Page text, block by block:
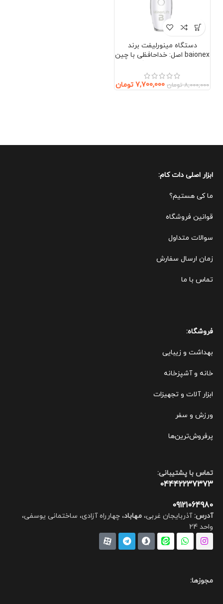
دستگاه مینورلیفت برند
baionex اصل: خداحافظی با چین
گردن)
8,000,000 تومان 7,700,000 تومان
ابزار اصلی دات کام:
ما کی هستیم؟
قوانین فروشگاه
سوالات متداول
زمان ارسال سفارش
تماس با ما
فروشگاه:
بهداشت و زیبایی
خانه و آشپزخانه
ابزار آلات و تجهیزات
ورزش و سفر
پرفروش‌ترین‌ها
تماس با پشتیبانی:
04442237373
09121064980
آدرس: آذربایجان غربی،مهاباد، چهارراه آزادی، ساختمانی یوسفی،
واحد 24
مجوزها: